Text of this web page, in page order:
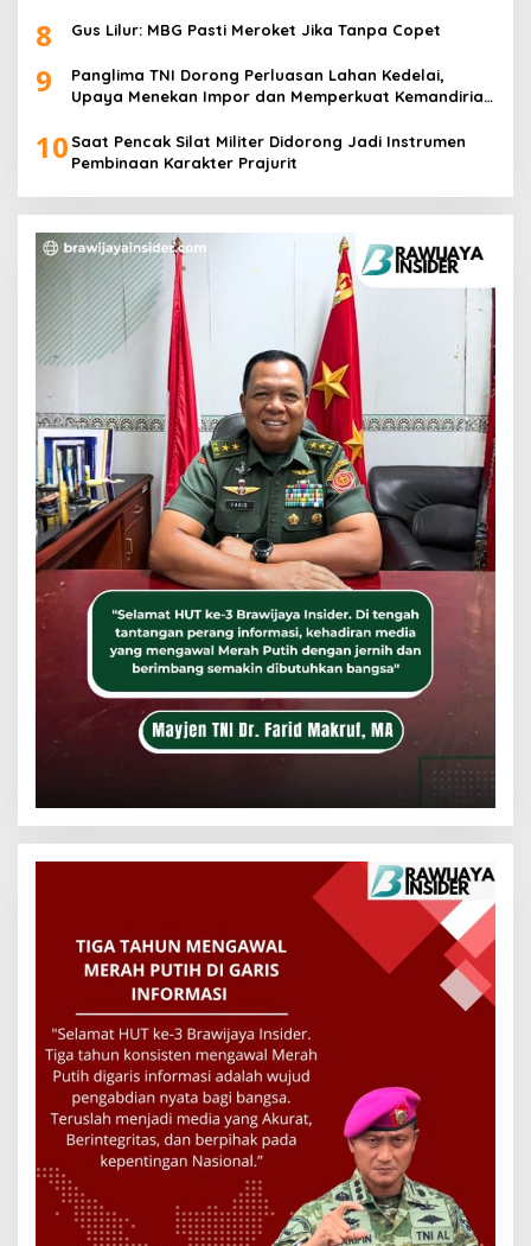
8 Gus Lilur: MBG Pasti Meroket Jika Tanpa Copet
9
Panglima TNI Dorong Perluasan Lahan Kedelai,
Upaya Menekan Impor dan Memperkuat Kemandirian
10 Saat Pencak Silat Militer Didorong Jadi Instrumen
Pembinaan Karakter Prajurit